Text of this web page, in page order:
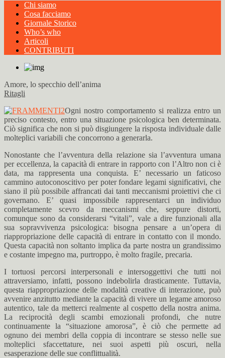
Chi siamo
Cosa facciamo
Giornale Storico
Who’s who
Articoli
CONTRIBUTI
Amore, lo specchio dell’anima
Ritagli
Ogni nostro comportamento si realizza entro un
preciso contesto, entro una situazione psicologica ben determinata.
Ciò significa che non si può disgiungere la risposta individuale dalle
molteplici variabili che concorrono a generarla.
Nonostante che l’avventura della relazione sia l’avventura umana
per eccellenza, la capacità di entrare in rapporto con l’Altro non ci è
data, ma rappresenta una conquista. E’ necessario un faticoso
cammino autoconoscitivo per poter fondare legami significativi, che
siano il più possibile affrancati dai tanti meccanismi proiettivi che ci
governano. E’ quasi impossibile rappresentarci un individuo
completamente scevro da meccanismi che, seppure distorti,
comunque sono da considerarsi “vitali”, vale a dire funzionali alla
sua sopravvivenza psicologica: bisogna pensare a un’opera di
riappropriazione delle capacità di entrare in contatto con il mondo.
Questa capacità non soltanto implica da parte nostra un grandissimo
e costante impegno ma, purtroppo, è molto fragile, precaria.
I tortuosi percorsi interpersonali e intersoggettivi che tutti noi
attraversiamo, infatti, possono indebolirla drasticamente. Tuttavia,
questa riappropriazione delle modalità creative di interazione, può
avvenire anzitutto mediante la capacità di vivere un legame amoroso
autentico, tale da metterci realmente al cospetto della nostra anima.
La reciprocità degli scambi emozionali profondi, che nutre
continuamente la “situazione amorosa”, è ciò che permette ad
ognuno dei membri della coppia di incontrare se stesso nelle sue
molteplici sfaccettature, nei suoi aspetti più oscuri, nella
esasperazione delle sue conflittualità.